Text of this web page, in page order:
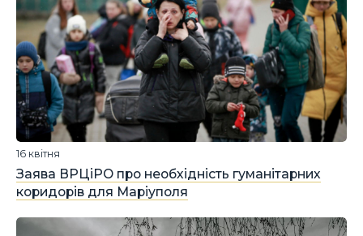
Заява ВРЦіРО про необхідність гуманітарних
коридорів для Маріуполя
16 квітня